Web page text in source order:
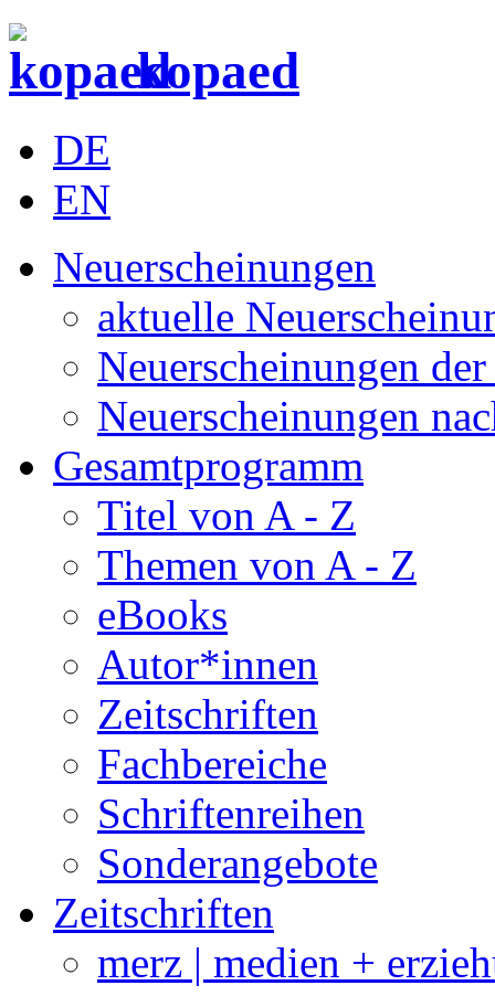
kopaed
DE
EN
Neuerscheinungen
aktuelle
Neuerscheinungen
Neuerscheinungen
Gesamtprogramm
Titel von A - Z
Themen von A - Z
eBooks
Autor*innen
Zeitschriften
Fachbereiche
Schriftenreihen
Sonderangebote
Zeitschriften
merz | medien +